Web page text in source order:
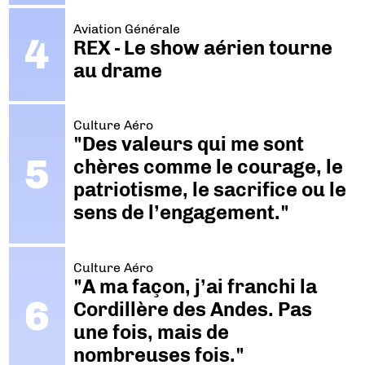
Aviation Générale
REX - Le show aérien tourne
au drame
Culture Aéro
"Des valeurs qui me sont
chères comme le courage, le
patriotisme, le sacrifice ou le
sens de l’engagement."
Culture Aéro
"A ma façon, j’ai franchi la
Cordillère des Andes. Pas
une fois, mais de
nombreuses fois."